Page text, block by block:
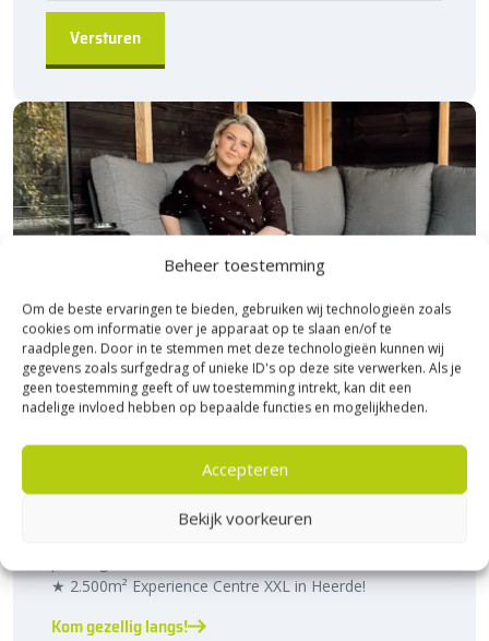
Beheer toestemming
Om de beste ervaringen te bieden, gebruiken wij technologieën zoals
cookies om informatie over je apparaat op te slaan en/of te
raadplegen. Door in te stemmen met deze technologieën kunnen wij
gegevens zoals surfgedrag of unieke ID's op deze site verwerken. Als je
geen toestemming geeft of uw toestemming intrekt, kan dit een
nadelige invloed hebben op bepaalde functies en mogelijkheden.
Accepteren
Bekijk voorkeuren
Bezoek Experience Centre XXL
Heerde!
★ 2.500m² Experience Centre XXL in Heerde!
Kom gezellig langs!